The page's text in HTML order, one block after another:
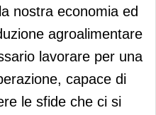
nostra economia ed
agroalimentare
lavorare per una
capace di
le sfide che ci si